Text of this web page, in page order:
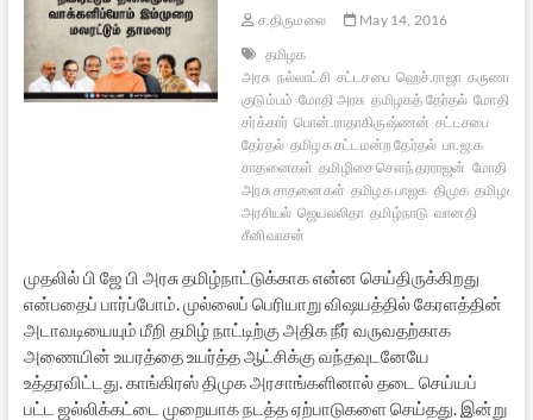
ச.திருமலை
May 14, 2016
தமிழக
அரசு நல்லாட்சி சட்டசபை ஹெச்.ராஜா
குடும்பம் மோதி அரசு தமிழகத் தேர்தல் மோதி
சர்க்கார் பொன்.ராதாகிருஷ்ணன் சட்டசபை
தேர்தல் தமிழக சட்டமன்ற தேர்தல் பா.ஜ.க
சாதனைகள் தமிழிசை சௌந்தரராஜன் மோதி
அரசு சாதனைகள் தமிழக பாஜக திமுக தமிழக
அரசியல் ஜெயலலிதா தமிழ்நாடு வானதி
சீனிவாசன்
முதலில் பி ஜே பி அரசு தமிழ்நாட்டுக்காக என்ன செய்திருக்கிறது
என்பதைப் பார்ப்போம். முல்லைப் பெரியாறு விஷயத்தில் கேரளத்தின்
அடாவடியையும் மீறி தமிழ் நாட்டிற்கு அதிக நீர் வருவதற்காக
அணையின் உயரத்தை உயர்த்த ஆட்சிக்கு வந்தவுடனேயே
உத்தரவிட்டது. காங்கிரஸ் திமுக அரசாங்களினால் தடை செய்யப்
பட்ட ஜல்லிக்கட்டை முறையாக நடத்த ஏற்பாடுகளை செய்தது. இன்று